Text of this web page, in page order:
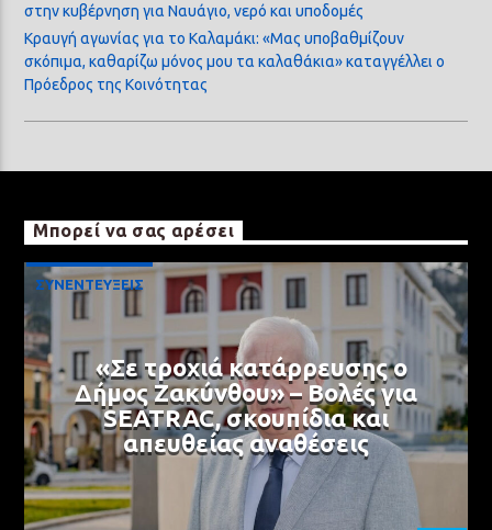
στην κυβέρνηση για Ναυάγιο, νερό και υποδομές
Κραυγή αγωνίας για το Καλαμάκι: «Μας υποβαθμίζουν
σκόπιμα, καθαρίζω μόνος μου τα καλαθάκια» καταγγέλλει ο
Πρόεδρος της Κοινότητας
Μπορεί να σας αρέσει
ΣΥΝΕΝΤΕΥΞΕΙΣ
«Σε τροχιά κατάρρευσης ο
Δήμος Ζακύνθου» – Βολές για
SEATRAC, σκουπίδια και
απευθείας αναθέσεις